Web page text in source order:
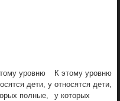
уровню
дети, у
полные,
К этому уровню
относятся дети,
у которых